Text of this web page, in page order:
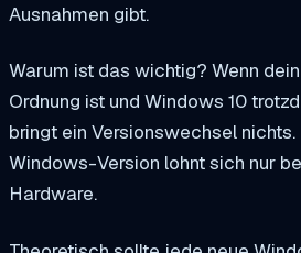
Ausnahmen gibt.
Warum ist das wichtig? Wenn
Ordnung ist und Windows 10
bringt ein Versionswechsel
Windows-Version lohnt sich nur
Hardware.